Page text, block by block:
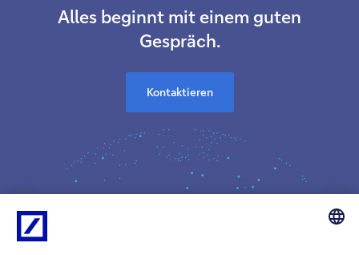
Alles beginnt mit einem guten
Gespräch.
Kontaktieren